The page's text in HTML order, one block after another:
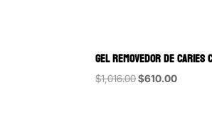
$1,016.00Original
$610.00Current